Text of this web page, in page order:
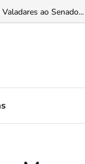
ao Senado...